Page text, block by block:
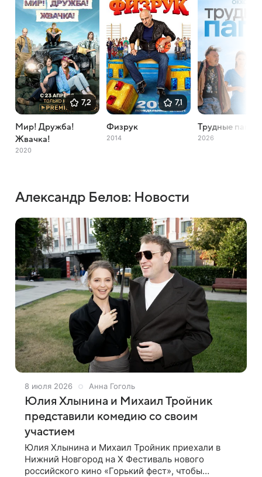
7,2
Мир! Дружба!
Жвачка!
2020
7,1
Физрук
2014
Трудные папы
2026
Александр Белов: Новости
8 июля 2026 Анна Гоголь
Юлия Хлынина и Михаил Тройник
представили комедию со своим
участием
Юлия Хлынина и Михаил Тройник приехали в
Нижний Новгород на X Фестиваль нового
российского кино «Горький фест», чтобы